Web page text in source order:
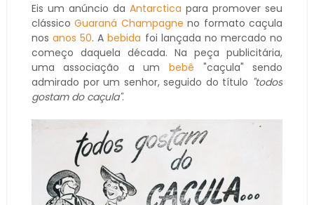
Eis um anúncio da Antarctica para promover seu
clássicoGuaraná Champagne no formato caçula
nosanos 50. Abebida foi lançada no mercado no
começo daquela década. Na peça publicitária,
uma associação a umbebê "caçula" sendo
admirado por um senhor, seguido do título "todos
gostam do caçula".